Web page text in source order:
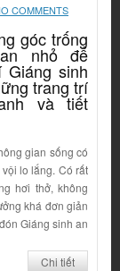
COMMENTS
góc trống
nhỏ để
Giáng sinh
trang trí
và tiết
gian sống có
lo lắng. Có rất
hơi thở, không
khá đơn giản
Giáng sinh an
Chi tiết